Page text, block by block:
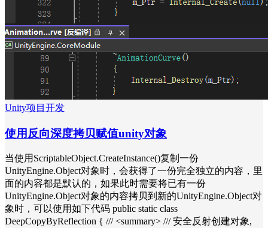
Unity项目开发
使用反向深度拷贝赋值unity对象
当使用ScriptableObject.CreateInstance()复制一份
UnityEngine.Object对象时，会获得了一份完全独立的内容，里
面的内容都是默认的，如果此时需要将已有一份
UnityEngine.Object对象的内容拷贝到新的UnityEngine.Object对
象时，可以使用如下代码 public static class
DeepCopyByReflection { /// <summary> /// 安全反射创建对象,